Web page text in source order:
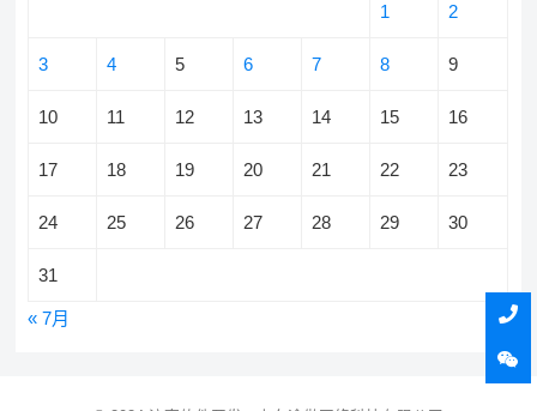
1 2
3 4 5 6 7 8 9
10 11 12 13 14 15 16
17 18 19 20 21 22 23
24 25 26 27 28 29 30
31
« 7月